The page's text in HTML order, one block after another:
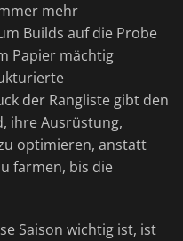
mehr
Builds auf die Probe
Papier mächtig
der Rangliste gibt den
ihre Ausrüstung,
optimieren, anstatt
farmen, bis die
Saison wichtig ist, ist